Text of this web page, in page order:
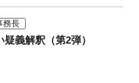
務長
義解釈（第2弾）